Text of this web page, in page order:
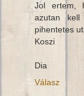
Jol ertem,
azutan
pihentetes
Koszi
Dia
Válasz